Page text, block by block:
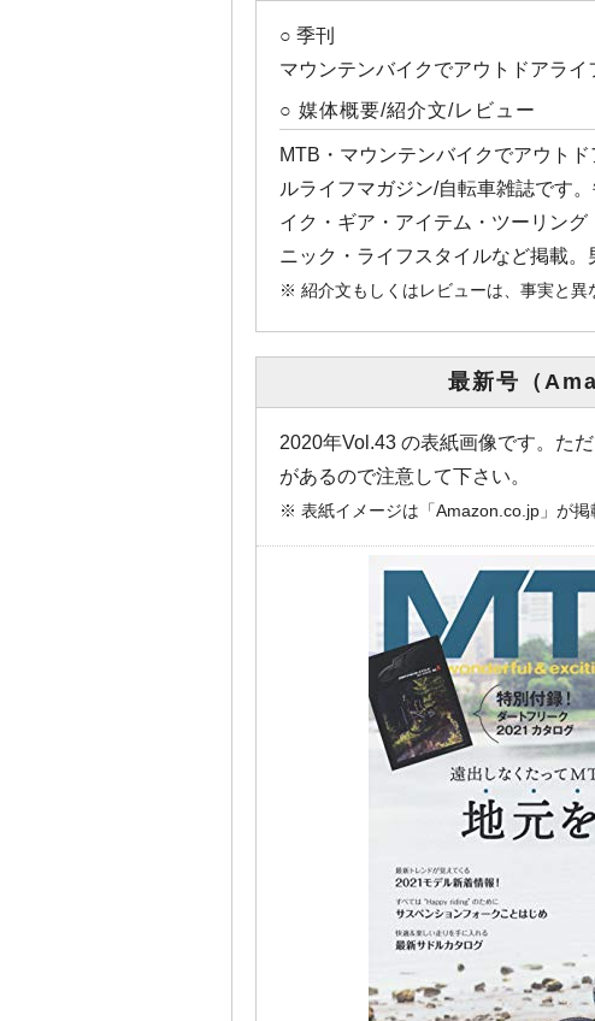
○ 季刊
マウンテンバイクでアウトドアライ
○ 媒体概要/紹介文/レビュー
MTB・マウンテンバイクでアウト
ルライフマガジン/自転車雑誌です
イク・ギア・アイテム・ツーリン
ニック・ライフスタイルなど掲載。
※ 紹介文もしくはレビューは、事実と異
最新号（
2020年Vol.43 の表紙画像です。た
があるので注意して下さい。
※ 表紙イメージは「Amazon.co.jp」が掲